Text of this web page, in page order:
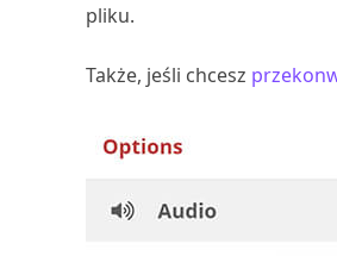
pliku.
Także, jeśli chcesz